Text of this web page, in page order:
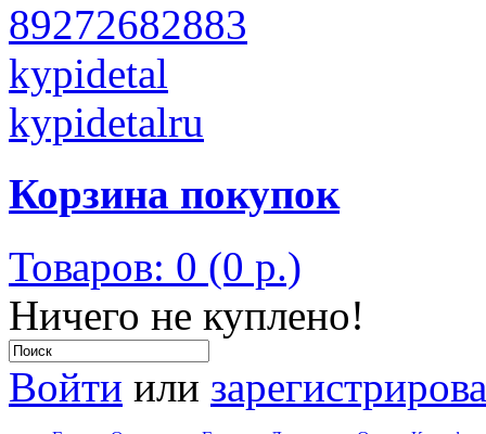
89272682883
kypidetal
kypidetalru
Корзина покупок
Товаров: 0 (0 р.)
Ничего не куплено!
Войти или